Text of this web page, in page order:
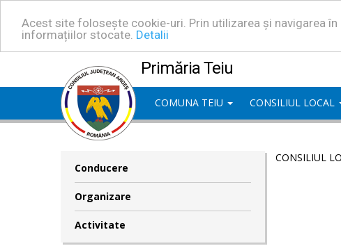
Acest site folosește cookie-uri. Prin utilizarea și navigarea
informațiilor stocate. Detalii
Primăria Teiu
COMUNA TEIU CONSILIUL LOCAL
Conducere
Organizare
Activitate
CONSILIUL